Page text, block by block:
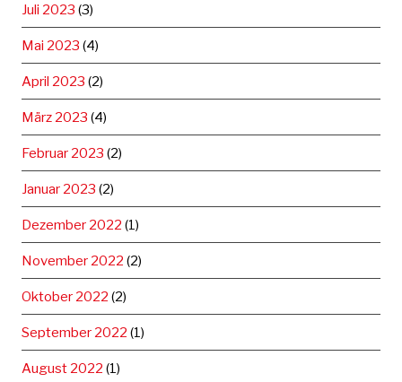
Juli 2023 (3)
Mai 2023 (4)
April 2023 (2)
März 2023 (4)
Februar 2023 (2)
Januar 2023 (2)
Dezember 2022 (1)
November 2022 (2)
Oktober 2022 (2)
September 2022 (1)
August 2022 (1)